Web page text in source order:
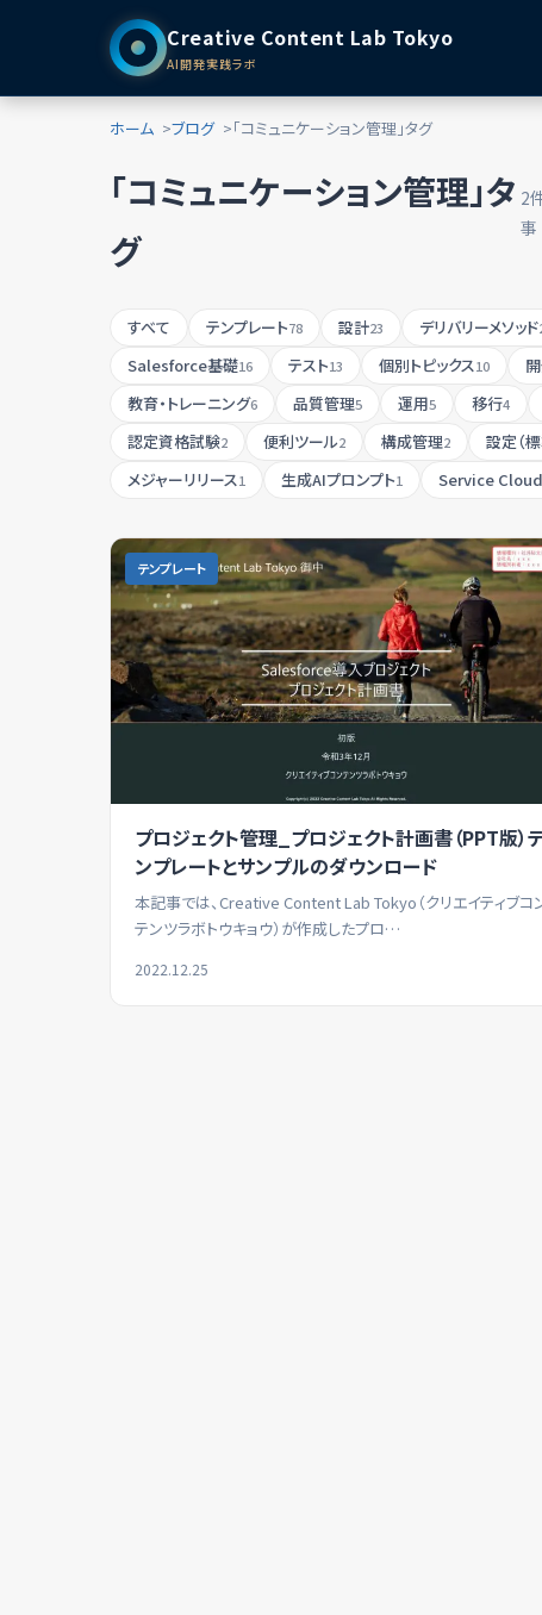
Creative Content Lab Tokyo
AI開発実践ラボ
ホーム ブログ 「コミュニケーション管理」タグ
「コミュニケーション管理」タ
グ
2
事
すべて テンプレート78 設計23 デリバリーメソッド
Salesforce基礎16 テスト13 個別トピックス10
教育・トレーニング6 品質管理5 運用5 移行4
認定資格試験2 便利ツール2 構成管理2 設定（
メジャーリリース1 生成AIプロンプト1 Service Cloud
テンプレート
プロジェクト管理_プロジェクト計画書（PPT版）
ンプレートとサンプルのダウンロード
本記事では、Creative Content Lab Tokyo（クリエイティブコ
テンツラボトウキョウ）が作成したプロ…
2022.12.25